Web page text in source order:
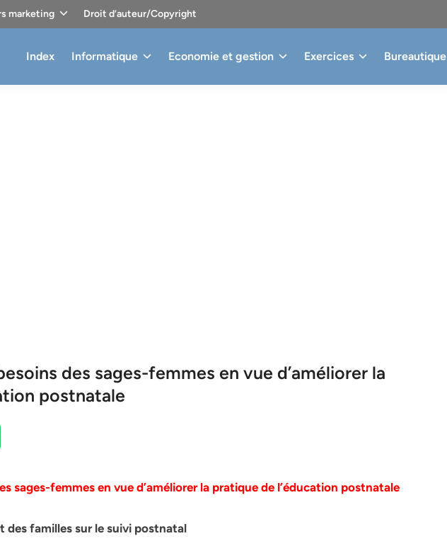
marketing Droit d’auteur/Copyright
Index Informatique Economie et gestion Exercices Bureautique
des sages-femmes en vue d’améliorer la
postnatale
sages-femmes en vue d’améliorer la pratique de l’éducation postnatale
familles sur le suivi postnatal